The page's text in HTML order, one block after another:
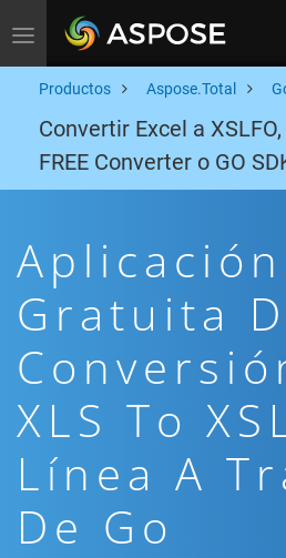
Toggle navigation
Productos Aspose.Total
Convertir Excel a
FREE Converter o GO
Aplicación
Gratuita
XLS To
Línea A
De Go